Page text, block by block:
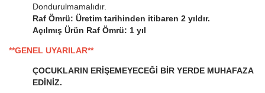
Dondurulmamalıdır.
Raf Ömrü: Üretim tarihinden itibaren 2 yıldır.
Açılmış Ürün Raf Ömrü: 1 yıl
**GENEL UYARILAR**
ÇOCUKLARIN ERİŞEMEYECEĞİ BİR YERDE MUHAFAZA
EDİNİZ.